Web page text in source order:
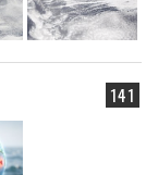
141